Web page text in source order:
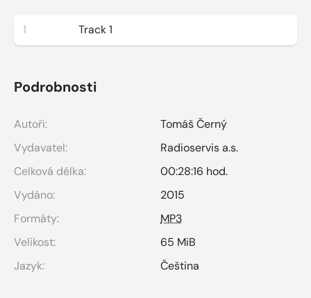
1 Track 1
Podrobnosti
Autoři:
Tomáš Černý
Vydavatel:
Radioservis a.s.
Celková délka:
00:28:16 hod.
Vydáno:
2015
Formáty:
MP3
Velikost:
65 MiB
Jazyk:
Čeština